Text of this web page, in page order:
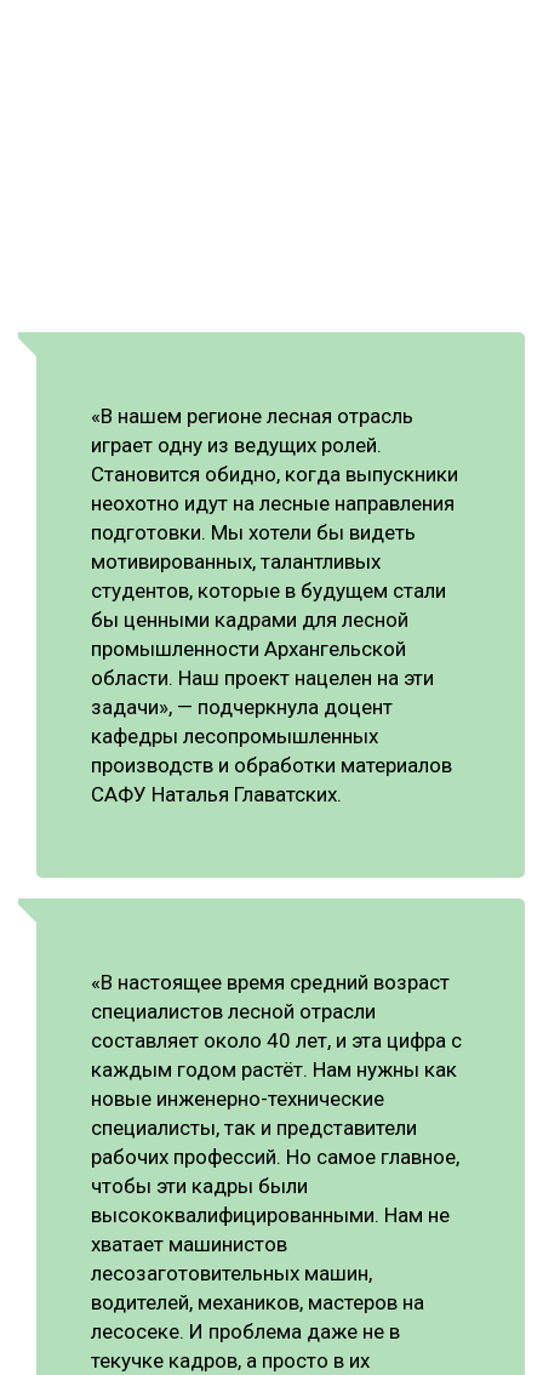
«В нашем регионе лесная отрасль
играет одну из ведущих ролей.
Становится обидно, когда выпускники
неохотно идут на лесные направления
подготовки. Мы хотели бы видеть
мотивированных, талантливых
студентов, которые в будущем стали
бы ценными кадрами для лесной
промышленности Архангельской
области. Наш проект нацелен на эти
задачи», — подчеркнула доцент
кафедры лесопромышленных
производств и обработки материалов
САФУ Наталья Главатских.
«В настоящее время средний возраст
специалистов лесной отрасли
составляет около 40 лет, и эта цифра с
каждым годом растёт. Нам нужны как
новые инженерно-технические
специалисты, так и представители
рабочих профессий. Но самое главное,
чтобы эти кадры были
высококвалифицированными. Нам не
хватает машинистов
лесозаготовительных машин,
водителей, механиков, мастеров на
лесосеке. И проблема даже не в
текучке кадров, а просто в их